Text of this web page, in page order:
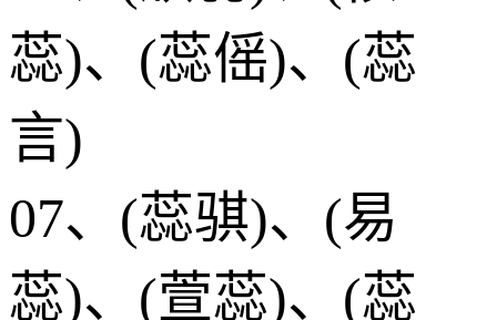
蕊)、(蕊傜)、(蕊
言)
07、(蕊骐)、(易
蕊)、(萱蕊)、(蕊